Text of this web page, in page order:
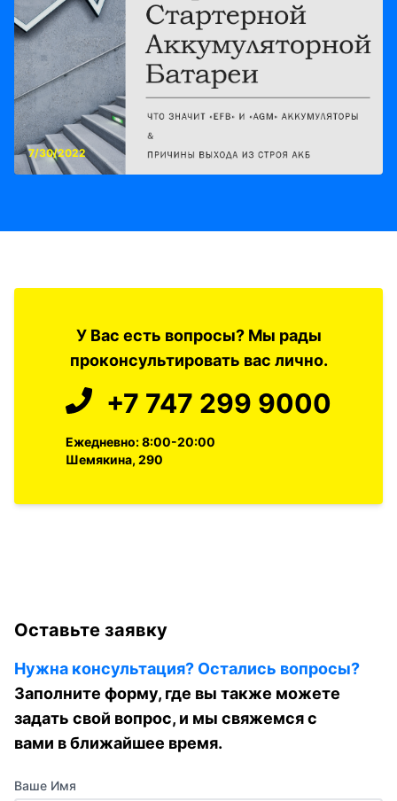
7/30/2022
У Вас есть вопросы? Мы рады
проконсультировать вас лично.
+7 747 299 9000
Ежедневно: 8:00-20:00
Шемякина, 290
Оставьте заявку
Нужна консультация? Остались вопросы?
Заполните форму, где вы также можете
задать свой вопрос, и мы свяжемся с
вами в ближайшее время.
Ваше Имя